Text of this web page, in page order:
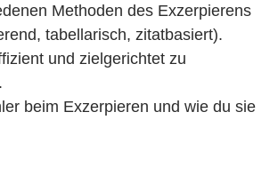
Methoden des Exzerpierens
tabellarisch, zitatbasiert).
und zielgerichtet zu
beim Exzerpieren und wie du sie